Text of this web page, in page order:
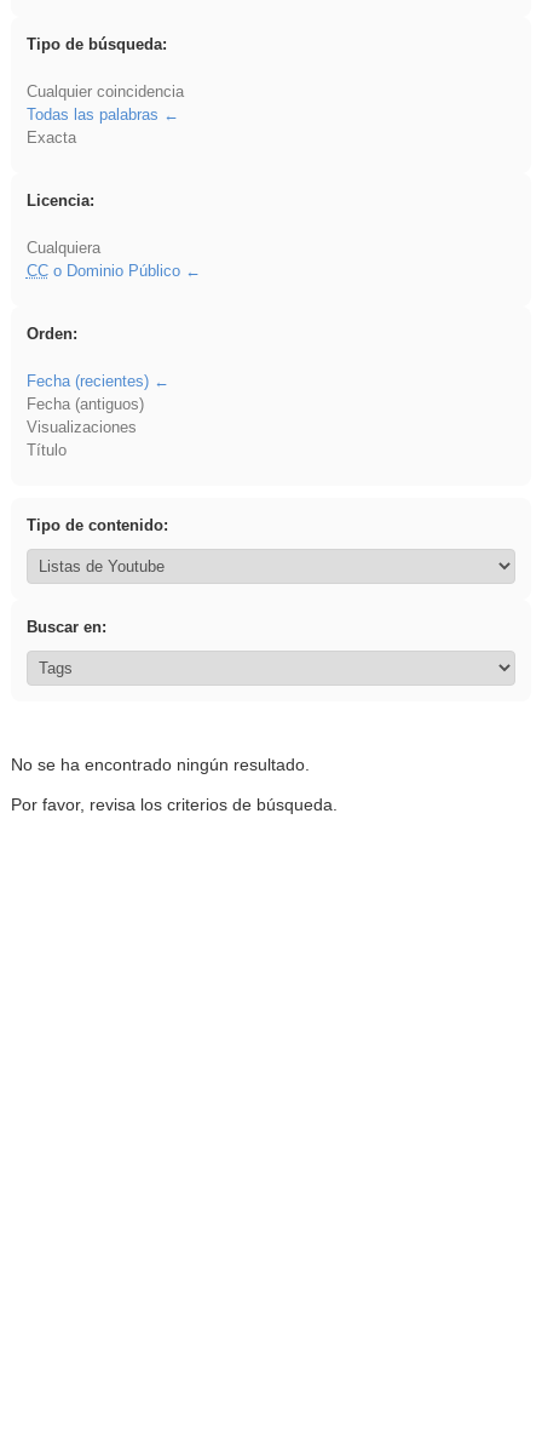
Tipo de búsqueda:
Cualquier coincidencia
Todas las palabras
Exacta
Licencia:
Cualquiera
CCo Dominio Público
Orden:
Fecha (recientes)
Fecha (antiguos)
Visualizaciones
Título
Tipo de contenido:
Buscar en:
No se ha encontrado ningún resultado.
Por favor, revisa los criterios de búsqueda.